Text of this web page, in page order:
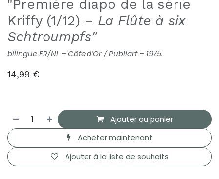
"Première diapo de la série
Kriffy (1/12) – La Flûte à six
Schtroumpfs"
bilingue FR/NL – Côte d’Or / Publiart – 1975.
14,99 €
Ajouter au panier
Acheter maintenant
Ajouter à la liste de souhaits